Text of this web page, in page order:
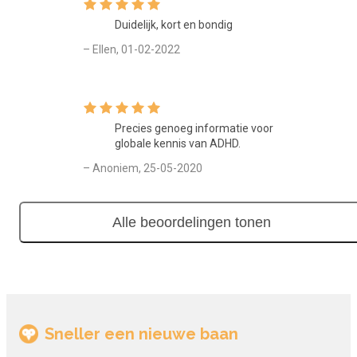
richten, Omgaan met verandering en aanpassen, Met druk en
tegenslag omgaan.
bestaat uit een e-learning met video- en audiomateriaal,
Spelletjes, tips voor ouders en opvoeders en oefeningen ter
verbetering van de concentratie.
Deze cursus is opgebouwd uit diverse e-learning
leerobjecten en bevat tevens aanvullend oefenmateriaal. Aan
Toetsing
Duidelijk, kort en bondig
– Ellen, 01-02-2022
Precies genoeg informatie voor
globale kennis van ADHD.
– Anoniem, 25-05-2020
Alle beoordelingen tonen
Sneller een nieuwe baan